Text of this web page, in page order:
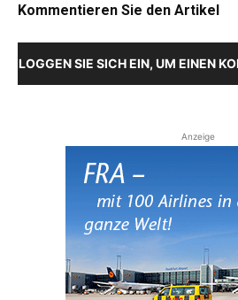
Kommentieren Sie den Artikel
LOGGEN SIE SICH EIN, UM EINEN
Anzeige